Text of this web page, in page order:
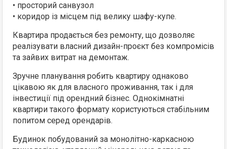
• просторий санвузол
• коридор із місцем під велику шафу-купе.
Квартира продається без ремонту, що дозволяє
реалізувати власний дизайн-проєкт без компромісів
та зайвих витрат на демонтаж.
Зручне планування робить квартиру однаково
цікавою як для власного проживання, так і для
інвестиції під орендний бізнес. Однокімнатні
квартири такого формату користуються стабільним
попитом серед орендарів.
Будинок побудований за монолітно-каркасною